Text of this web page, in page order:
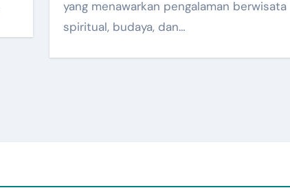
yang menawarkan pengalaman berwisata
spiritual, budaya, dan…